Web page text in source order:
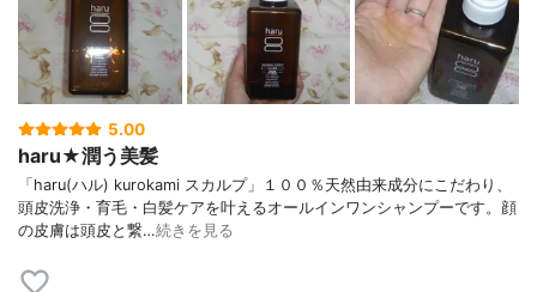
5.00
haru★潤う美髪
「haru(ハル) kurokami スカルプ」１００％天然由来成分にこだわり、
頭皮洗浄・育毛・白髪ケアを叶えるオールインワンシャンプーです。顔
の皮膚は頭皮と繋…続きを見る